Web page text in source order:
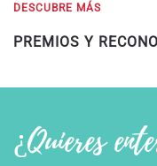
DESCUBRE MÁS
PREMIOS Y
¿Quieres